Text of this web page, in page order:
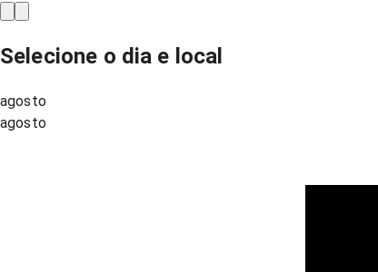
Selecione o dia e local
agosto
agosto